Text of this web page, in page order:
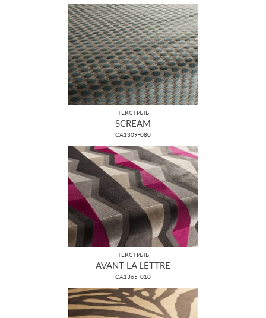
ТЕКСТИЛЬ
SCREAM
CA1309-080
ТЕКСТИЛЬ
AVANT LA LETTRE
CA1365-010